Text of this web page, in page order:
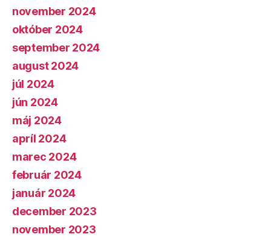
november 2024
október 2024
september 2024
august 2024
júl 2024
jún 2024
máj 2024
apríl 2024
marec 2024
február 2024
január 2024
december 2023
november 2023